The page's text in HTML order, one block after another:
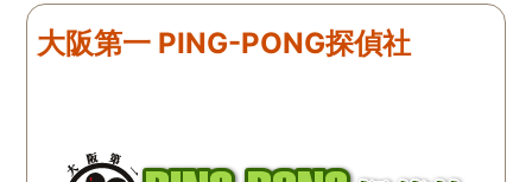
に、何故。。と。夜からの
便とまでは知らせていなか
まいました。結果結婚を了
拠を見せてすぐに夫の不
を辞めさせました。最初
た不倫調査の証拠はとて
大阪第一 PING-PONG探偵社